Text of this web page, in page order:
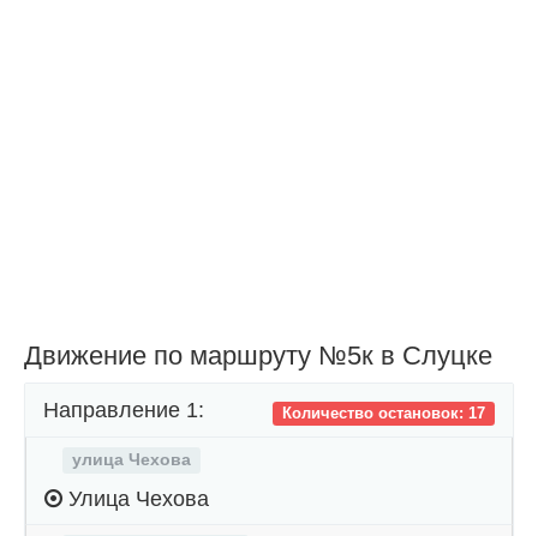
Движение по маршруту №5к в Слуцке
Количество остановок: 17
Направление 1:
улица Чехова
Улица Чехова